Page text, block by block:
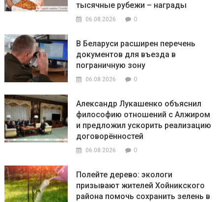
тысячные рубежи – награды
06.08.2026 0
В Беларуси расширен перечень
документов для въезда в
пограничную зону
06.08.2026 0
Александр Лукашенко объяснил
философию отношений с Алжиром
и предложил ускорить реализацию
договорённостей
06.08.2026 0
Полейте дерево: экологи
призывают жителей Хойникского
района помочь сохранить зелень в